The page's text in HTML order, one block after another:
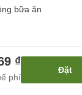
bao gồm
bữa ăn
₫
phí
Đặt